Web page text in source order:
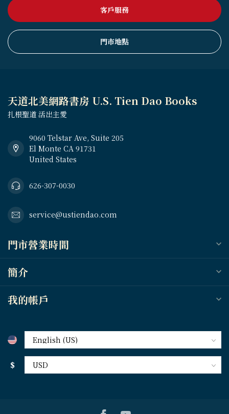
客戶服務
門市地點
天道北美網路書房 U.S. Tien Dao Books
扎根聖道 活出主愛
9060 Telstar Ave, Suite 205
El Monte CA 91731
United States
626-307-0030
service@ustiendao.com
門市營業時間
簡介
我的帳戶
$